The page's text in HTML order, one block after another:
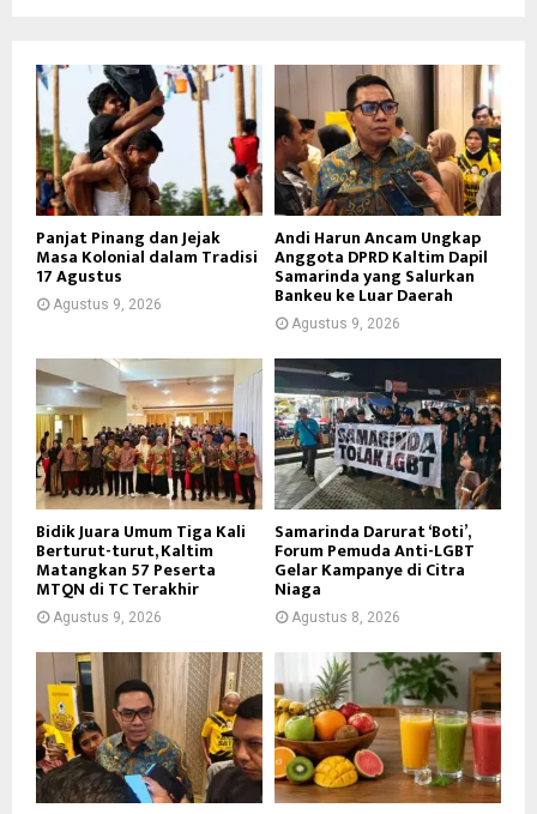
Panjat Pinang dan Jejak
Masa Kolonial dalam Tradisi
17 Agustus
Agustus 9, 2026
Andi Harun Ancam Ungkap
Anggota DPRD Kaltim Dapil
Samarinda yang Salurkan
Bankeu ke Luar Daerah
Agustus 9, 2026
Bidik Juara Umum Tiga Kali
Berturut-turut, Kaltim
Matangkan 57 Peserta
MTQN di TC Terakhir
Agustus 9, 2026
Samarinda Darurat ‘Boti’,
Forum Pemuda Anti-LGBT
Gelar Kampanye di Citra
Niaga
Agustus 8, 2026